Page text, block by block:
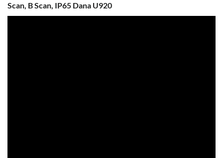
Scan, B Scan, IP65 Dana U920